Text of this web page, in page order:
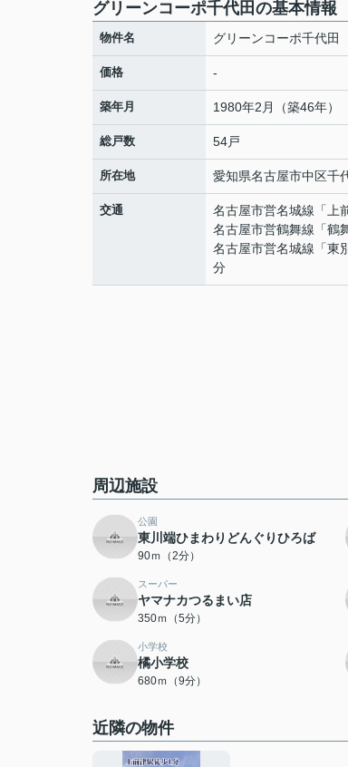
グリーンコーポ千代田の基本情報
物件名 グリーンコーポ千代田
価格 -
築年月 1980年2月（築46年）
総戸数 54戸
所在地 愛知県名古屋市中区千
交通 名古屋市営名城線 「 上
名古屋市営鶴舞線 「鶴
名古屋市営名城線 「東
分
周辺施設
公園
東川端ひまわりどんぐりひろば
90ｍ（2分）
スーパー
ヤマナカつるまい店
350ｍ（5分）
小学校
橘小学校
680ｍ（9分）
近隣の物件